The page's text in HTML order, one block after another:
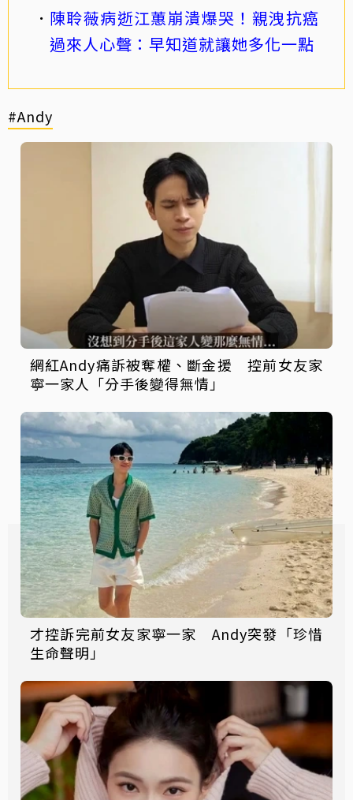
陳聆薇病逝江蕙崩潰爆哭！親洩抗癌
過來人心聲：早知道就讓她多化一點
#Andy
網紅Andy痛訴被奪權、斷金援 控前女友家
寧一家人「分手後變得無情」
才控訴完前女友家寧一家 Andy突發「珍惜
生命聲明」